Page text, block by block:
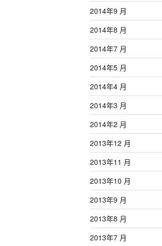
2014年9 月
2014年8 月
2014年7 月
2014年5 月
2014年4 月
2014年3 月
2014年2 月
2013年12 月
2013年11 月
2013年10 月
2013年9 月
2013年8 月
2013年7 月